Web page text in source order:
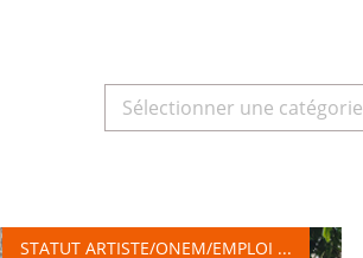
STATUT ARTISTE/ONEM/EMPLOI ...